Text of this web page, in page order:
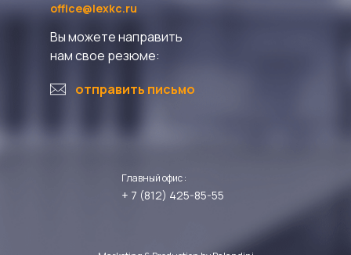
office@lexkc.ru
Вы можете направить
нам свое резюме:
отправить письмо
Главный офис :
+ 7 (812) 425-85-55